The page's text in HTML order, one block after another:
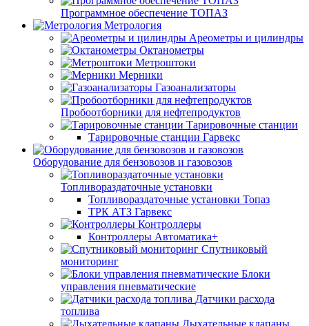
Программное обеспечение ТОПАЗ
Метрология
Ареометры и цилиндры
Октанометры
Метроштоки
Мерники
Газоанализаторы
Пробоотборники для нефтепродуктов
Тарировочные станции
Тарировочные станции Гарвекс
Оборудование для бензовозов и газовозов
Топливораздаточные установки
Топливораздаточные установки Топаз
ТРК АТЗ Гарвекс
Контроллеры
Контроллеры Автоматика+
Спутниковый
мониторинг
Блоки
управления пневматические
Датчики расхода
топлива
Дыхательные клапаны